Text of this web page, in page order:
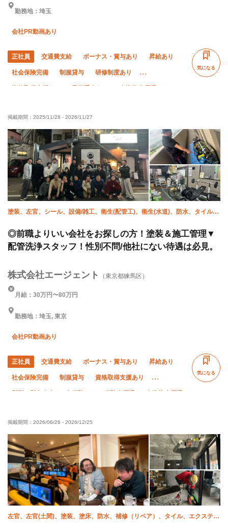
勤務地：埼玉
会社PR動画あり
正社員 交通費支給 ボーナス・賞与あり 昇給あり
社会保険完備 制服貸与 研修制度あり
完全週休二日制 残業月20時間以下
年末年始休暇 夏季休暇
気になる
掲載期間： 2025/11/28 - 2026/11/27
塗装、左官、シール、設備/雑工、衛生(配管工)、衛生(水道)、防水、タイル、
◎前職よりいい会社をお探しの方！塗装＆施工管理▼
配管洗浄スタッフ！性別不問/他社にない待遇は必見。
株式会社エージェント （東京都練馬区）
月給：30万円〜80万円
勤務地：埼玉, 東京
会社PR動画あり
正社員 交通費支給 ボーナス・賞与あり 昇給あり
社会保険完備 制服貸与 資格取得支援あり
髪型・髪色自由 未経験OK 経験者優遇 有資格者優遇
気になる
掲載期間： 2026/06/26 - 2026/12/25
左官、左官(土間)、塗装、塗床、防水、補修（リペア）、タイル、エクステリ